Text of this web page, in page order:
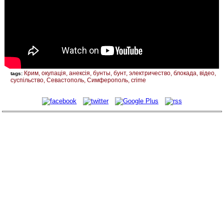
tags: Крим окупація анексія бунты бунт электричество блокада відео
суспільство Севастополь Симферополь crime